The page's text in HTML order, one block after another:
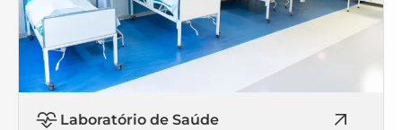
Laboratório de Saúde